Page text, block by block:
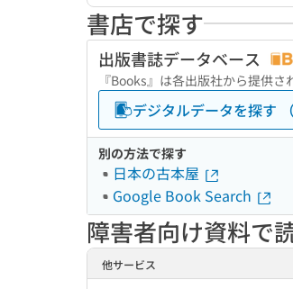
書店で探す
出版書誌データベース
『Books』は各出版社から提供
デジタルデータを探す
別の方法で探す
日本の古本屋
Google Book Search
障害者向け資料で
他サービス